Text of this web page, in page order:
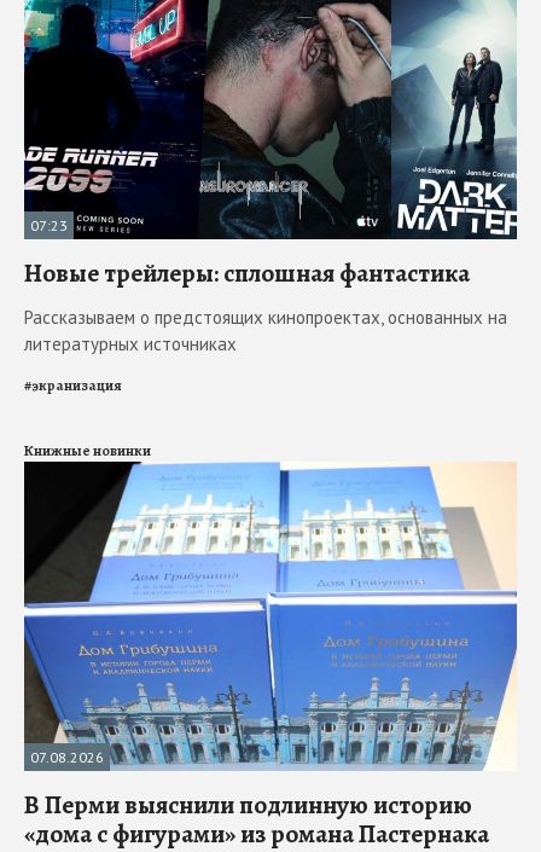
07:23
Новые трейлеры: сплошная фантастика
Рассказываем о предстоящих кинопроектах, основанных на
литературных источниках
#экранизация
Книжные новинки
07.08.2026
В Перми выяснили подлинную историю
«дома с фигурами» из романа Пастернака